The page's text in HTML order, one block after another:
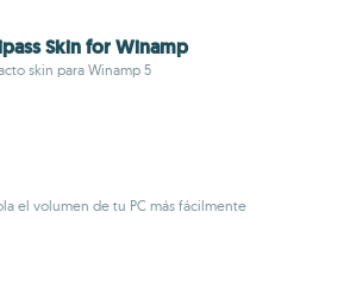
Skin for Winamp
skin para Winamp 5
el volumen de tu PC más fácilmente